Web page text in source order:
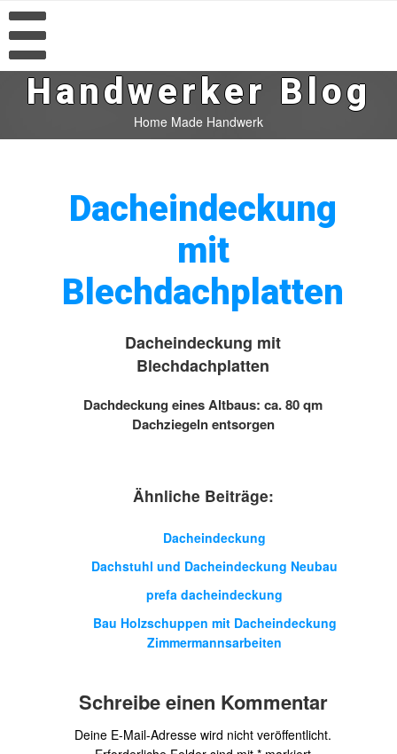
Handwerker Blog
Home Made Handwerk
Dacheindeckung
mit
Blechdachplatten
Dacheindeckung mit
Blechdachplatten
Dachdeckung eines Altbaus: ca. 80 qm
Dachziegeln entsorgen
Ähnliche Beiträge:
Dacheindeckung
Dachstuhl und Dacheindeckung Neubau
prefa dacheindeckung
Bau Holzschuppen mit Dacheindeckung
Zimmermannsarbeiten
Schreibe einen Kommentar
Deine E-Mail-Adresse wird nicht veröffentlicht.